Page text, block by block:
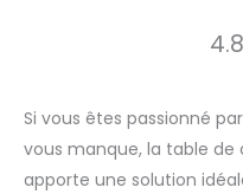
Si vous êtes passionné
vous manque, la table de
apporte une solution